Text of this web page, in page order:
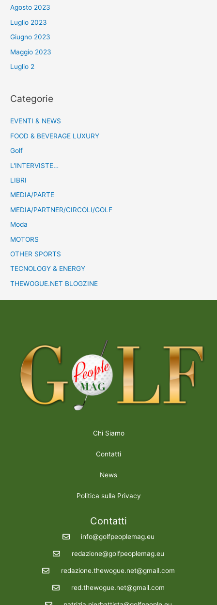
Agosto 2023
Luglio 2023
Giugno 2023
Maggio 2023
Luglio 2
Categorie
EVENTI & NEWS
FOOD & BEVERAGE LUXURY
Golf
L'INTERVISTE…
LIBRI
MEDIA/PARTE
MEDIA/PARTNER/CIRCOLI/GOLF
Moda
MOTORS
OTHER SPORTS
TECNOLOGY & ENERGY
THEWOGUE.NET BLOGZINE
Chi Siamo
Contatti
News
Politica sulla Privacy
Contatti
info@golfpeoplemag.eu
redazione@golfpeoplemag.eu
redazione.thewogue.net@gmail.com
red.thewogue.net@gmail.com